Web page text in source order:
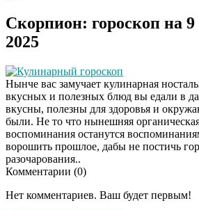
Скорпион: гороскоп на
2025
Кулинарный гороскоп
Нынче вас замучает кулинарная
вкусных и полезных блюд вы едали в
вкусны, полезны для здоровья и
были. Не то что нынешняя
воспоминания останутся
ворошить прошлое, дабы не постичь
разочарования..
Комментарии (0)
Нет комментариев. Ваш будет первым!
Даже самый
исчезнет с корнем,